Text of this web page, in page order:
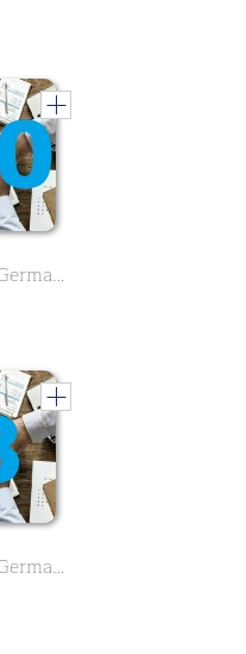
Learn 3900 German vocabulary about business. English meaning is in alphabetical order. - Letter C,D - Part 10
Learn 3900 German vocabulary about business. English meaning is in alphabetical order. - Letter C - Part 8